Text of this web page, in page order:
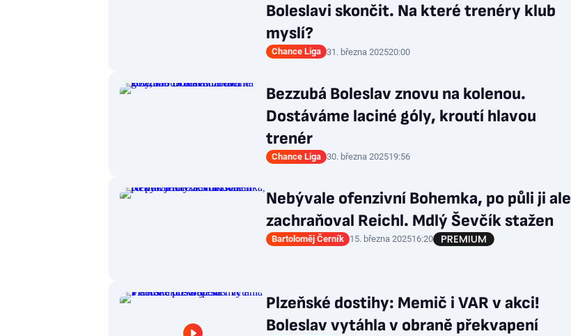
Boleslavi skončit. Na které trenéry klub
myslí?
Chance Liga 31. března 202520:00
Bezzubá Boleslav znovu na kolenou.
Dostáváme laciné góly, kroutí hlavou
trenér
Chance Liga 30. března 202519:56
Nebývale ofenzivní Bohemka, po půli ji ale
zachraňoval Reichl. Mdlý Ševčík stažen
Bartoloměj Černík 15. března 202516:20
Plzeňské dostihy: Memič i VAR v akci!
Boleslav vytáhla v obraně překvapení